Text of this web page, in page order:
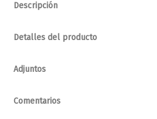
Descripción
Detalles del producto
Adjuntos
Comentarios